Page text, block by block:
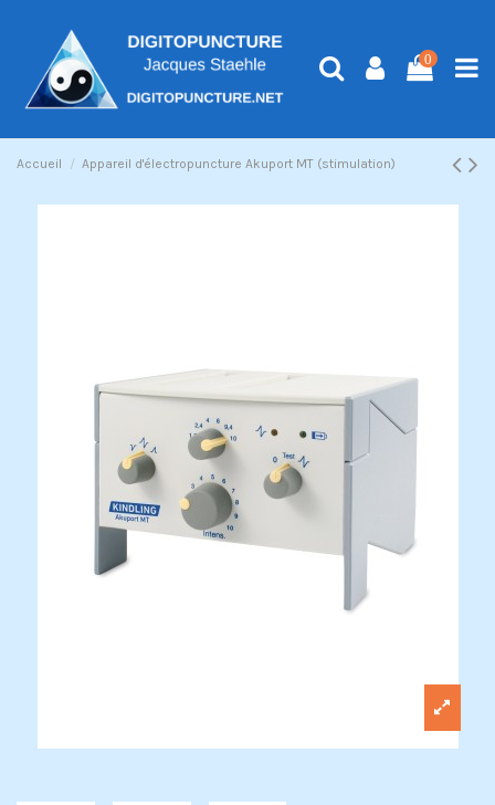
0
Accueil Appareil d'électropuncture Akuport MT (stimulation)